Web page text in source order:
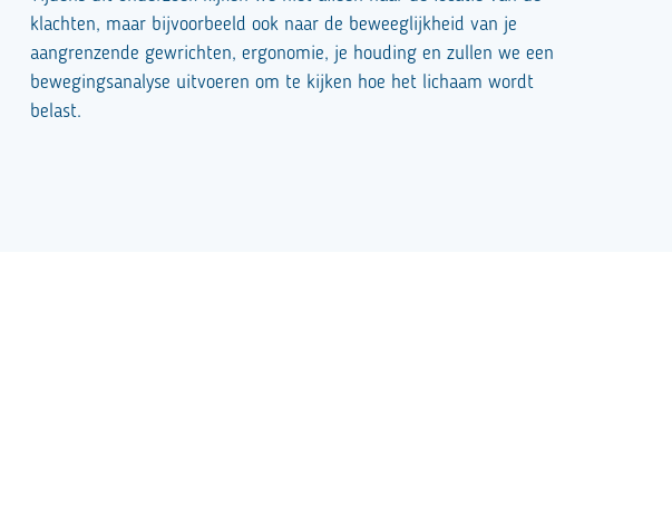
klachten, maar bijvoorbeeld ook naar de beweeglijkheid van je
aangrenzende gewrichten, ergonomie, je houding en zullen we een
bewegingsanalyse uitvoeren om te kijken hoe het lichaam wordt
belast.